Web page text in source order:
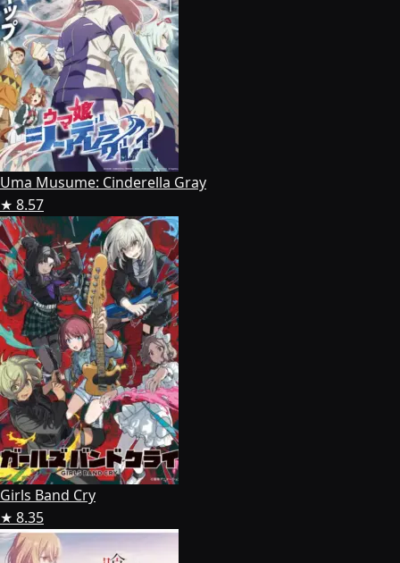
Uma Musume: Cinderella Gray
★ 8.57
Girls Band Cry
★ 8.35